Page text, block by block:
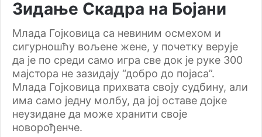
Зидање Скадра на Бојани
Млада Гојковица са невиним осмехом и
сигурношћу вољене жене, у почетку верује
да је по среди само игра све док је руке 300
мајстора не зазидају “добро до појаса”.
Млада Гојковица прихвата своју судбину, али
има само једну молбу, да јој оставе дојке
неузидане да може хранити своје
новорођенче.